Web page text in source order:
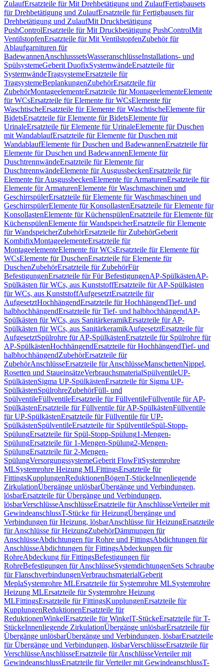
ZulaufErsatzteile für Mit Drehbetätigung und ZulaufFertigbausets
für Drehbetätigung und ZulaufErsatzteile für Fertigbausets für
Drehbetätigung und ZulaufMit Druckbetätigung
PushControlErsatzteile für Mit Druckbetätigung PushControlMit
VentilstopfenErsatzteile für Mit VentilstopfenZubehör für
Ablaufgarnituren für
BadewannenAnschlusssetsWasseranschlüsseInstallations- und
SpülsystemeGeberit DuofixSystemwändeErsatzteile für
SystemwändeTragsystemeErsatzteile für
TragsystemeBeplankungenZubehörErsatzteile für
ZubehörMontageelementeErsatzteile für MontageelementeElemente
für WCsErsatzteile für Elemente für WCsElemente für
WaschtischeErsatzteile für Elemente für WaschtischeElemente für
BidetsErsatzteile für Elemente für BidetsElemente für
UrinaleErsatzteile für Elemente für UrinaleElemente für Duschen
mit WandablaufErsatzteile für Elemente für Duschen mit
WandablaufElemente für Duschen und BadewannenErsatzteile für
Elemente für Duschen und BadewannenElemente für
DuschtrennwändeErsatzteile für Elemente für
DuschtrennwändeElemente für AusgussbeckenErsatzteile für
Elemente für AusgussbeckenElemente für ArmaturenErsatzteile für
Elemente für ArmaturenElemente für Waschmaschinen und
GeschirrspülerErsatzteile für Elemente für Waschmaschinen und
GeschirrspülerElemente für KonsollastenErsatzteile für Elemente für
KonsollastenElemente für KüchenspülenErsatzteile für Elemente für
KüchenspülenElemente für WandspeicherErsatzteile für Elemente
für WandspeicherZubehörErsatzteile für ZubehörGeberit
KombifixMontageelementeErsatzteile für
MontageelementeElemente für WCsErsatzteile für Elemente für
WCsElemente für DuschenErsatzteile für Elemente für
DuschenZubehörErsatzteile für ZubehörFür
BefestigungenErsatzteile für Für BefestigungenAP-SpülkästenAP-
Spülkästen für WCs, aus KunststoffErsatzteile für AP-Spülkästen
für WCs, aus KunststoffAufgesetztErsatzteile für
AufgesetztHochhängendErsatzteile für HochhängendTief- und
halbhochhängendErsatzteile für Tief- und halbhochhängendAP-
Spülkästen für WCs, aus SanitärkeramikErsatzteile für AP-
Spülkästen für WCs, aus SanitärkeramikAufgesetztErsatzteile für
AufgesetztSpülrohre für AP-SpülkästenErsatzteile für Spülrohre für
AP-SpülkästenHochhängendErsatzteile für HochhängendTief- und
halbhochhängendZubehörErsatzteile für
ZubehörAnschlüsseErsatzteile für AnschlüsseManschettenNippel,
Rosetten und StaueinsätzeVerbrauchsmaterialSpülventileUP-
SpülkästenSigma UP-SpülkästenErsatzteile für Sigma UP-
SpülkästenSpülrohreZubehörFüll- und
SpülventileFüllventileErsatzteile für FüllventileFüllventile für AP-
SpülkästenErsatzteile für Füllventile für AP-SpülkästenFüllventile
für UP-SpülkästenErsatzteile für Füllventile für UP-
SpülkästenSpülventileErsatzteile für SpülventileSpül-Stopp-
SpülungErsatzteile für Spül-Stopp-Spülung1-Mengen-
SpülungErsatzteile für 1-Mengen-Spülung2-Mengen-
SpülungErsatzteile für 2-Mengen-
SpülungVersorgungssystemeGeberit FlowFitSystemrohre
MLSystemrohre Heizung MLFittingsErsatzteile für
FittingsKupplungenReduktionenBögenT-StückeInnenliegende
ZirkulationÜbergänge unlösbarÜbergänge und Verbindungen,
lösbarErsatzteile für Übergänge und Verbindungen,
lösbarVerschlüsseAnschlüsseErsatzteile für AnschlüsseVerteiler mit
GewindeanschlussT-Stücke für HeizungÜbergänge und
Verbindungen für Heizung, lösbarAnschlüsse für HeizungErsatzteile
für Anschlüsse für HeizungZubehörDämmungen für
AnschlüsseAbdichtungen für Rohre und FittingsAbdichtungen für
AnschlüsseAbdichtungen für FittingsAbdeckungen für
RohreAbdeckung für FittingsBefestigungen für
RohreBefestigungen für AnschlüsseSystemdichtungenSets Schraube
für FlanschverbindungenVerbrauchsmaterialGeberit
MeplaSystemrohre MLErsatzteile für Systemrohre MLSystemrohre
Heizung MLErsatzteile für Systemrohre Heizung
MLFittingsErsatzteile für FittingsKupplungenErsatzteile für
KupplungenReduktionenErsatzteile für
ReduktionenWinkelErsatzteile für WinkelT-StückeErsatzteile für T-
StückeInnenliegende ZirkulationÜbergänge unlösbarErsatzteile für
Übergänge unlösbarÜbergänge und Verbindungen, lösbarErsatzteile
für Übergänge und Verbindungen, lösbarVerschlüsseErsatzteile für
VerschlüsseAnschlüsseErsatzteile für AnschlüsseVerteiler mit
GewindeanschlussErsatzteile für Verteiler mit GewindeanschlussT-